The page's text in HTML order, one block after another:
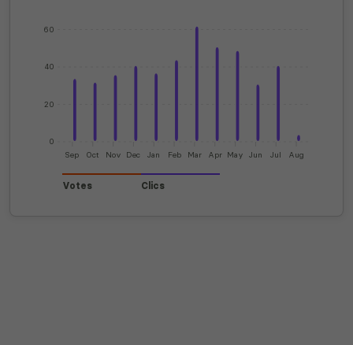
0
20
40
60
Sep Oct Nov Dec Jan Feb Mar Apr May Jun Jul Aug
Votes Clics